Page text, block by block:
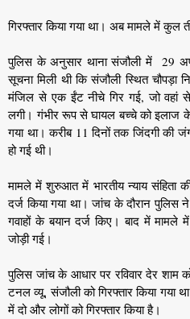
गिरफ्तार किया गया था। अब मामले में कुल
पुलिस के अनुसार थाना संजौली में 29
सूचना मिली थी कि संजौली स्थित चौपड़ा
मंजिल से एक ईंट नीचे गिर गई, जो वहां
लगी। गंभीर रूप से घायल बच्चे को इलाज के
गया था। करीब 11 दिनों तक जिंदगी की
हो गई थी।
मामले में शुरुआत में भारतीय न्याय संहिता
दर्ज किया गया था। जांच के दौरान
गवाहों के बयान दर्ज किए। बाद में मामले में
जोड़ी गई।
पुलिस जांच के आधार पर रविवार देर शाम
टनल व्यू, संजौली को गिरफ्तार किया गया
में दो और लोगों को गिरफ्तार किया है।